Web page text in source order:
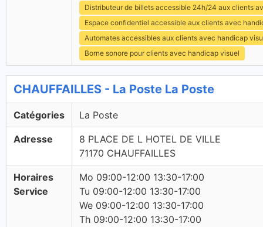
Distributeur de billets accessible 24h/24 aux clients
Espace confidentiel accessible aux clients avec
Automates accessibles aux clients avec handicap
Borne sonore pour clients avec handicap visuel
CHAUFFAILLES - La Poste La Poste
Catégories La Poste
Adresse
8 PLACE DE L HOTEL DE VILLE
71170 CHAUFFAILLES
Horaires
Service
Mo 09:00-12:00 13:30-17:00
Tu 09:00-12:00 13:30-17:00
We 09:00-12:00 13:30-17:00
Th 09:00-12:00 13:30-17:00